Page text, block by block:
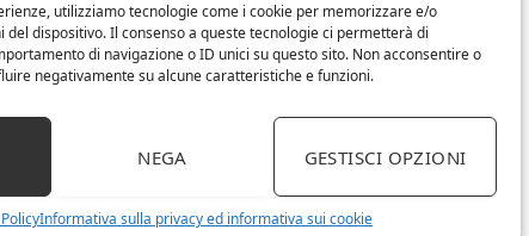
utilizziamo tecnologie come i cookie per memorizzare e/o
dispositivo. Il consenso a queste tecnologie ci permetterà di
di navigazione o ID unici su questo sito. Non acconsentire o
negativamente su alcune caratteristiche e funzioni.
NEGA GESTISCI OPZIONI
Informativa sulla privacy ed informativa sui cookie
Vinamour 19 è un frigo
o un tocco brillante nei bar o nelle